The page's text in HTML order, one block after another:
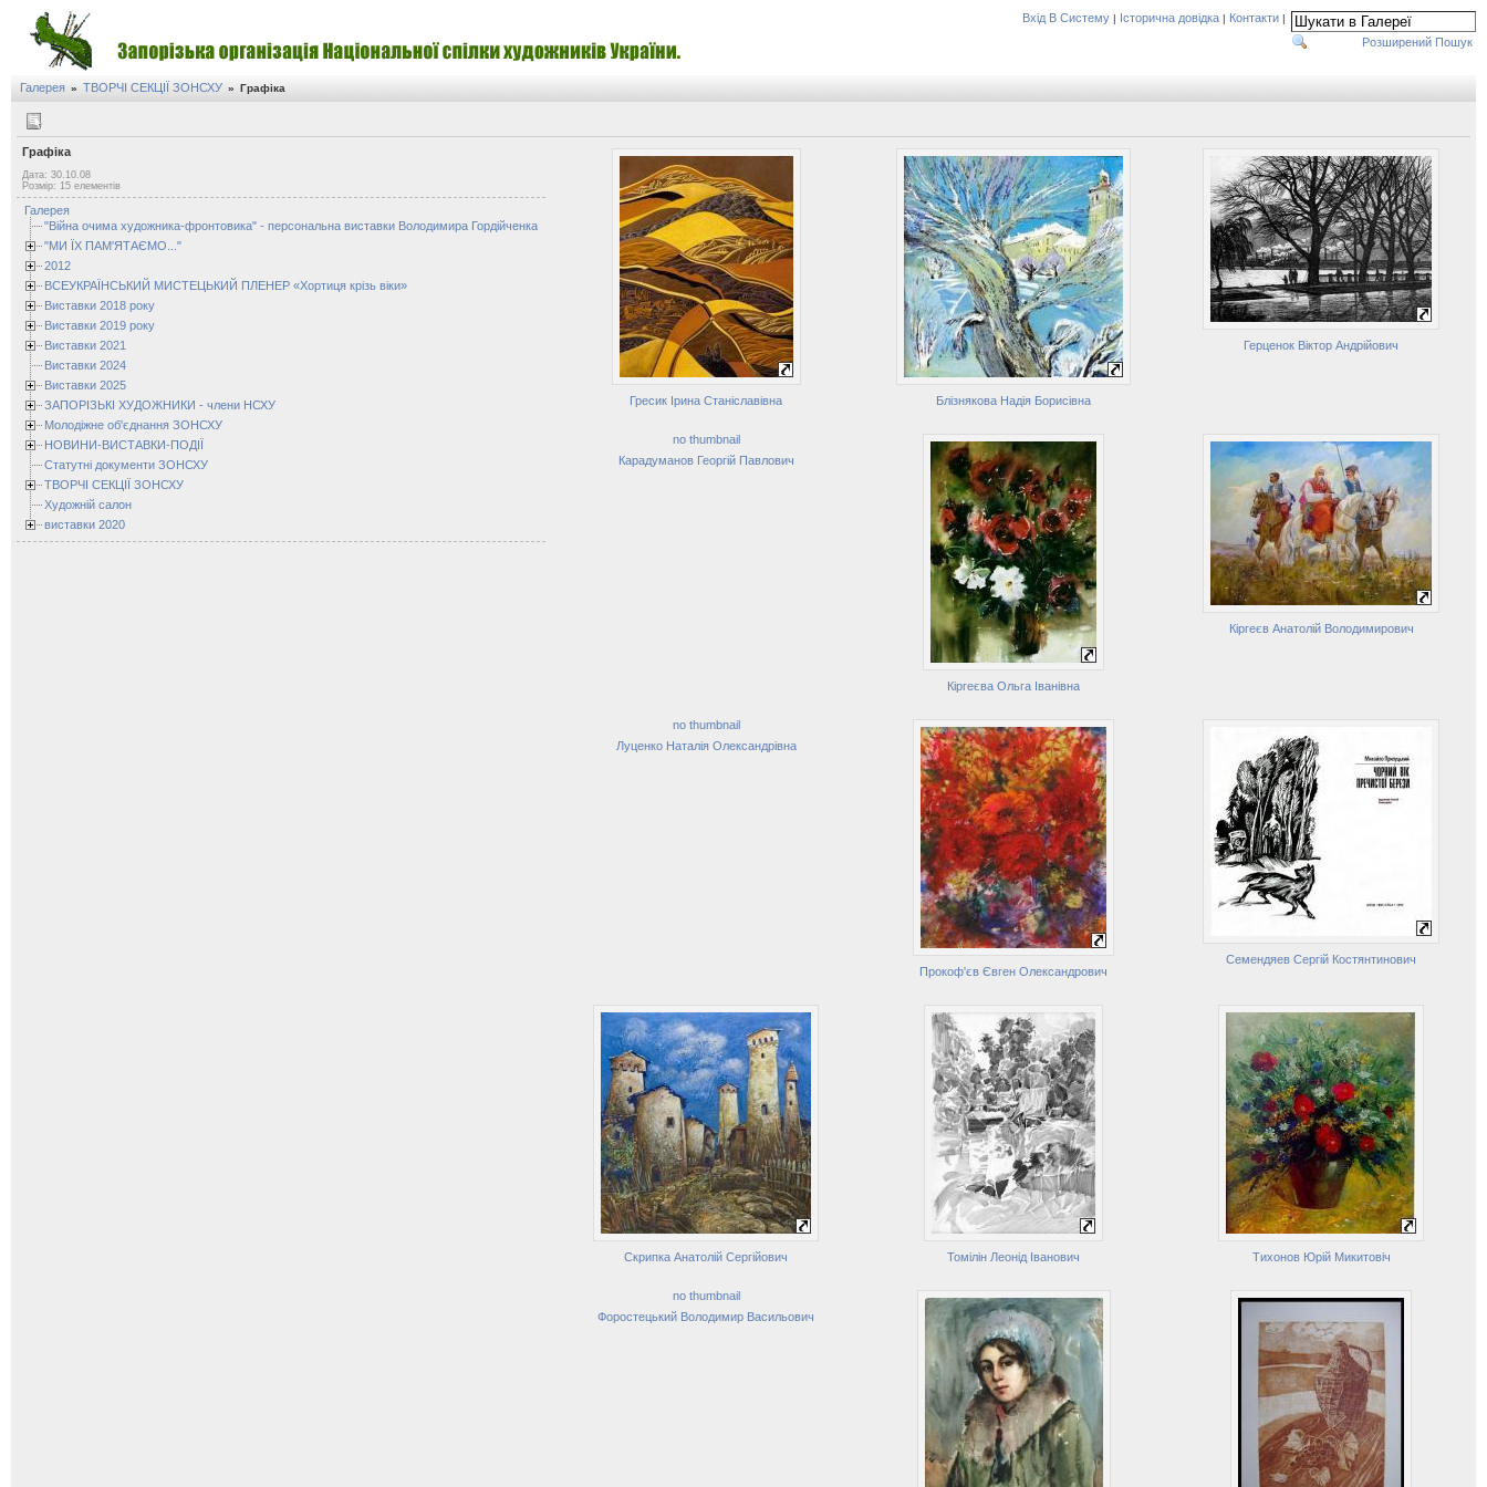
Вхід В Систему | Історична довідка | Контакти |
Розширений Пошук
Галерея » ТВОРЧІ СЕКЦІЇ ЗОНСХУ » Графіка
Графіка
Дата: 30.10.08
Розмір: 15 елементів
Галерея
"Війна очима художника-фронтовика" - персональна виставки Володимира Гордійченка
"МИ ЇХ ПАМ'ЯТАЄМО..."
2012
ВСЕУКРАЇНСЬКИЙ МИСТЕЦЬКИЙ ПЛЕНЕР «Хортиця крізь віки»
Виставки 2018 року
Виставки 2019 року
Виставки 2021
Виставки 2024
Виставки 2025
ЗАПОРІЗЬКІ ХУДОЖНИКИ - члени НСХУ
Молодіжне об'єднання ЗОНСХУ
НОВИНИ-ВИСТАВКИ-ПОДІЇ
Статутні документи ЗОНСХУ
ТВОРЧІ СЕКЦІЇ ЗОНСХУ
Художній салон
виставки 2020
Гресик Ірина Станіславівна Блізнякова Надія Борисівна
Герценок Віктор Андрійович
no thumbnail
Карадуманов Георгій Павлович
Кіргеєва Ольга Іванівна
Кіргеєв Анатолій Володимирович
no thumbnail
Луценко Наталія Олександрівна
Прокоф'єв Євген Олександрович
Семендяев Сергій Костянтинович
Скрипка Анатолій Сергійович Томілін Леонід Іванович Тихонов Юрій Микитовіч
no thumbnail
Форостецький Володимир Васильович